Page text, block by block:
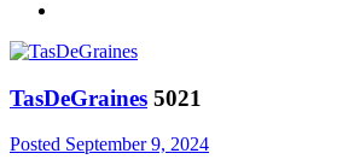
TasDeGraines 5021
Posted September 9, 2024